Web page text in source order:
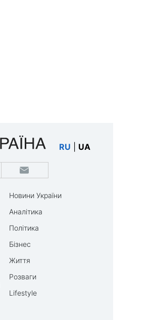
RU UA
Новини України
Аналітика
Політика
Бізнес
Життя
Розваги
Lifestyle